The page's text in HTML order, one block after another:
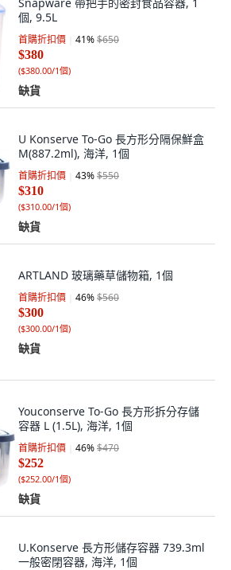
個, 9.5L
首購折扣價 41%$650
$380
($380.00/1個)
缺貨
U Konserve To-Go 長方形分隔保鮮盒
M(887.2ml), 海洋, 1個
首購折扣價 43%$550
$310
($310.00/1個)
缺貨
ARTLAND 玻璃藥草儲物箱, 1個
首購折扣價 46%$560
$300
($300.00/1個)
缺貨
Youconserve To-Go 長方形拆分存儲
容器 L (1.5L), 海洋, 1個
首購折扣價 46%$470
$252
($252.00/1個)
缺貨
U.Konserve 長方形儲存容器 739.3ml
一般密閉容器, 海洋, 1個